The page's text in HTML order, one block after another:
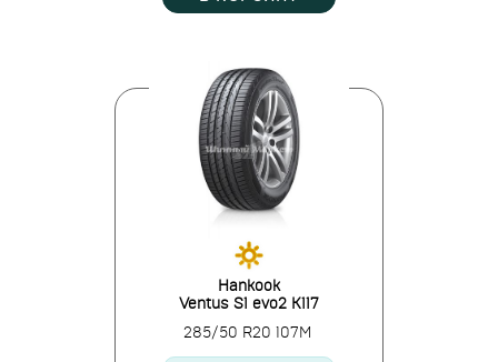
Hankook
Ventus S1 evo2 K117
285/50 R20 107M